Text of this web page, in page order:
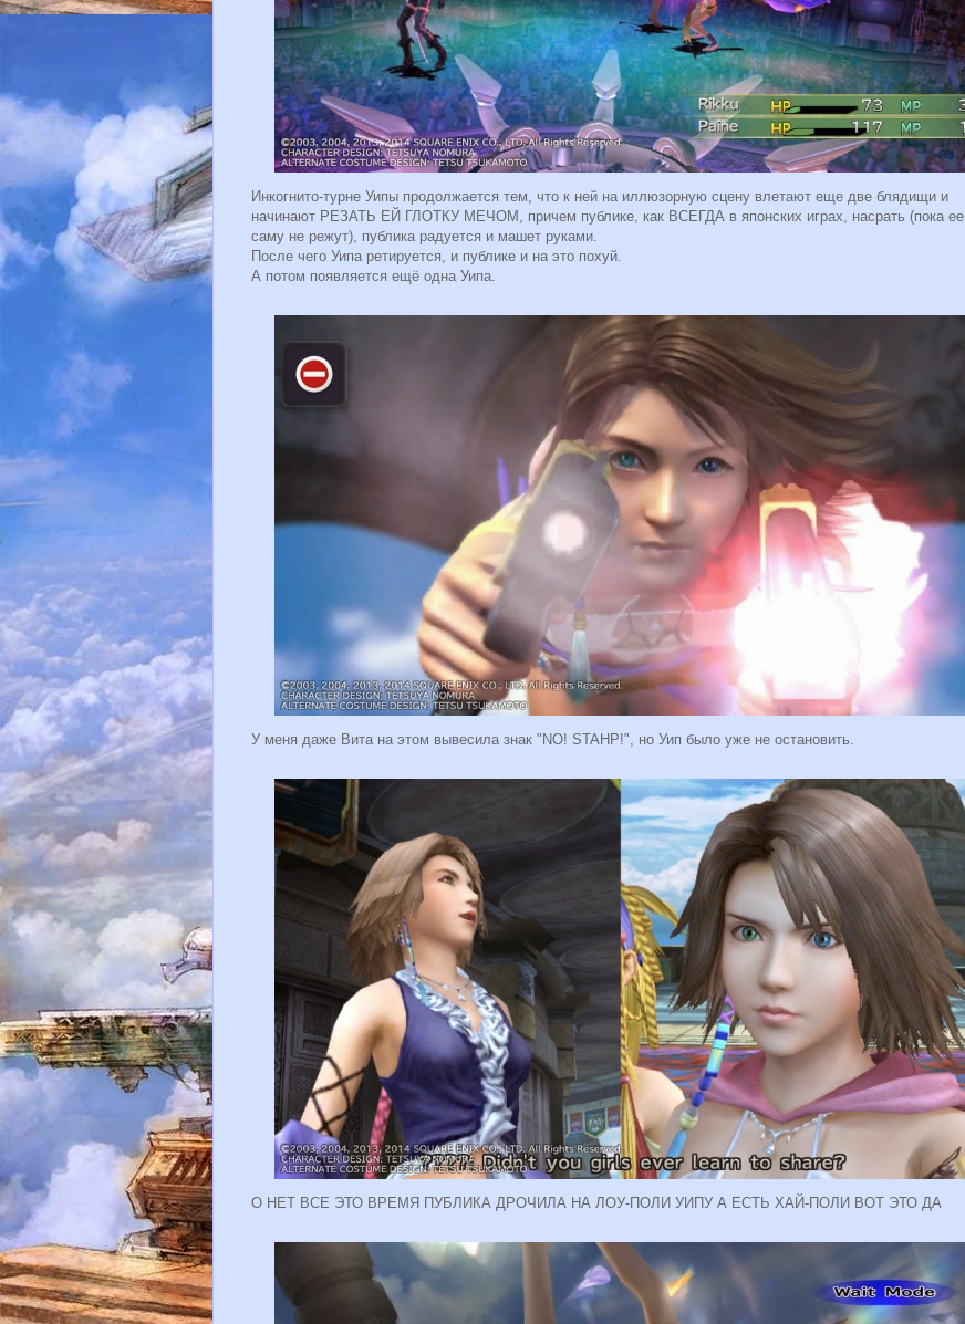
Инкогнито-турне Уипы продолжается тем, что к ней на иллюзорную сцену влетают еще две блядищи и
начинают РЕЗАТЬ ЕЙ ГЛОТКУ МЕЧОМ, причем публике, как ВСЕГДА в японских играх, насрать (пока ее
саму не режут), публика радуется и машет руками.
После чего Уипа ретируется, и публике и на это похуй.
А потом появляется ещё одна Уипа.
У меня даже Вита на этом вывесила знак "NO! STAHP!", но Уип было уже не остановить.
О НЕТ ВСЕ ЭТО ВРЕМЯ ПУБЛИКА ДРОЧИЛА НА ЛОУ-ПОЛИ УИПУ А ЕСТЬ ХАЙ-ПОЛИ ВОТ ЭТО ДА